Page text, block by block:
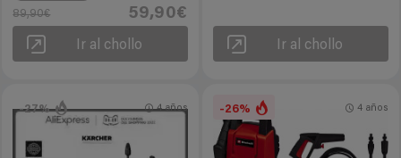
89,90€ 59,90€
Ir al chollo Ir al chollo
-27% 4 años -26% 4 años